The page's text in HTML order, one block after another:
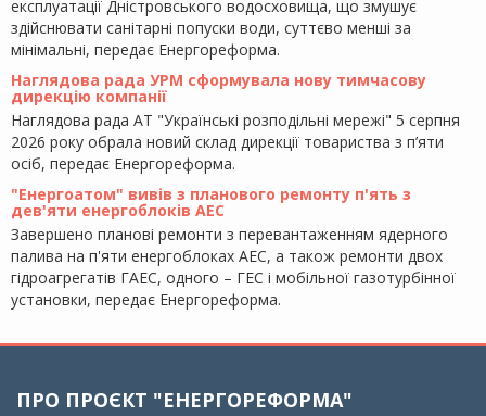
експлуатації Дністровського водосховища, що змушує
здійснювати санітарні попуски води, суттєво менші за
мінімальні, передає Енергореформа.
Наглядова рада УРМ сформувала нову тимчасову
дирекцію компанії
Наглядова рада АТ "Українські розподільні мережі" 5 серпня
2026 року обрала новий склад дирекції товариства з п’яти
осіб, передає Енергореформа.
"Енергоатом" вивів з планового ремонту п'ять з
дев'яти енергоблоків АЕС
Завершено планові ремонти з перевантаженням ядерного
палива на п'яти енергоблоках АЕС, а також ремонти двох
гідроагрегатів ГАЕС, одного – ГЕС і мобільної газотурбінної
установки, передає Енергореформа.
ПРО ПРОЄКТ "ЕНЕРГОРЕФОРМА"